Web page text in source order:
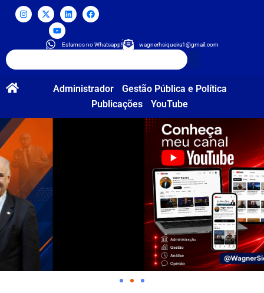
Estamos no Whatsapp! wagnerhsiqueira1@gmail.com
Administrador
Gestão Pública e Política
Publicações
YouTube